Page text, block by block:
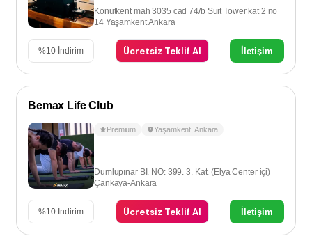
Konutkent mah 3035 cad 74/b Suit Tower kat 2 no
14 Yaşamkent Ankara
%10 İndirim Ücretsiz Teklif Al İletişim
Bemax Life Club
Premium Yaşamkent ,Ankara
Dumlupınar BI. NO: 399. 3. Kat. (Elya Center içi)
Çankaya-Ankara
%10 İndirim Ücretsiz Teklif Al İletişim